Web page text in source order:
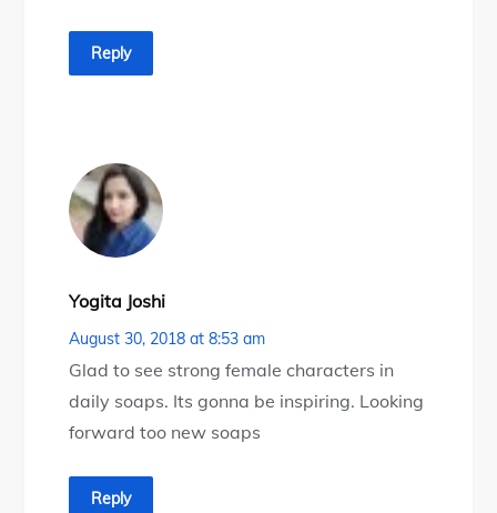
Reply
Yogita Joshi
August 30, 2018 at 8:53 am
Glad to see strong female characters in
daily soaps. Its gonna be inspiring. Looking
forward too new soaps
Reply